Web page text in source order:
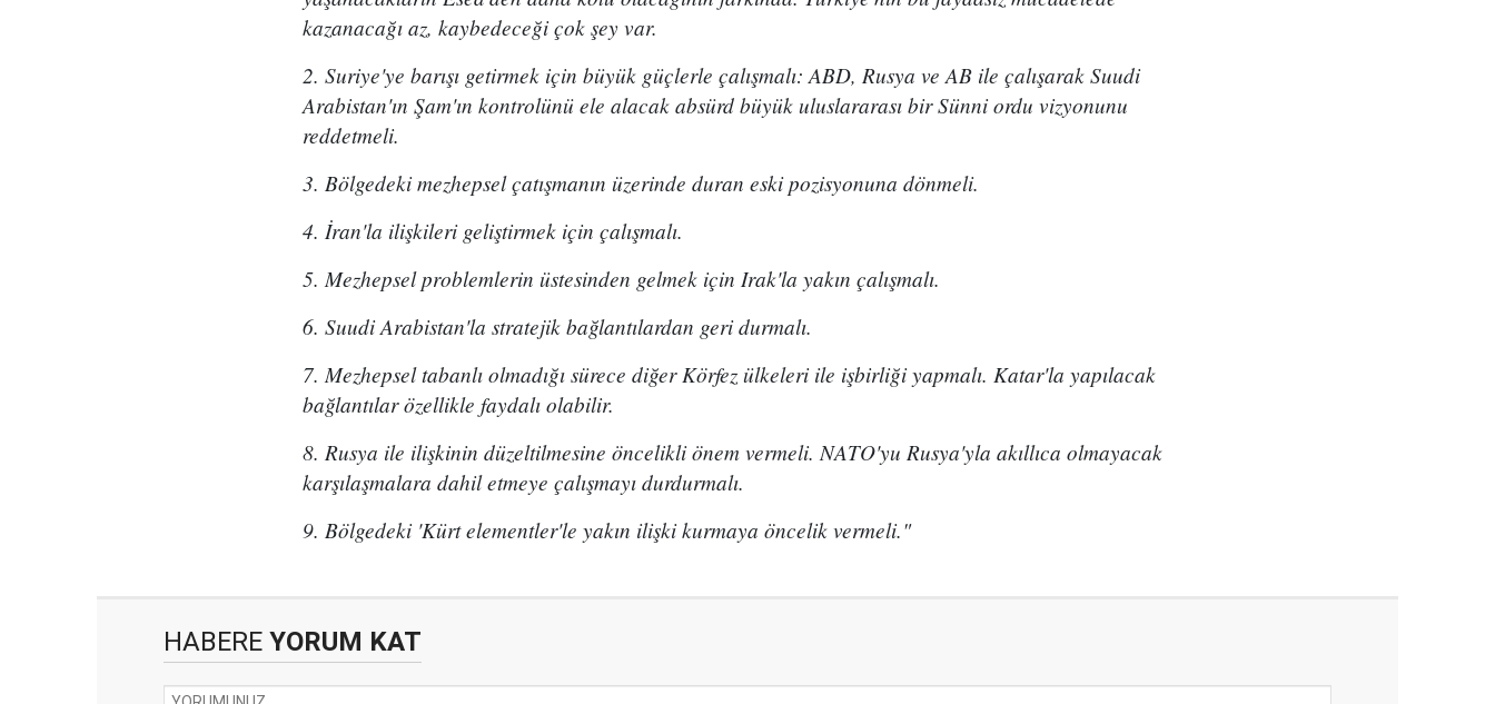
kazanacağı az, kaybedeceği çok şey var.
2. Suriye'ye barışı getirmek için büyük güçlerle çalışmalı: ABD, Rusya ve AB ile çalışarak Suudi
Arabistan'ın Şam'ın kontrolünü ele alacak absürd büyük uluslararası bir Sünni ordu vizyonunu
reddetmeli.
3. Bölgedeki mezhepsel çatışmanın üzerinde duran eski pozisyonuna dönmeli.
4. İran'la ilişkileri geliştirmek için çalışmalı.
5. Mezhepsel problemlerin üstesinden gelmek için Irak'la yakın çalışmalı.
6. Suudi Arabistan'la stratejik bağlantılardan geri durmalı.
7. Mezhepsel tabanlı olmadığı sürece diğer Körfez ülkeleri ile işbirliği yapmalı. Katar'la yapılacak
bağlantılar özellikle faydalı olabilir.
8. Rusya ile ilişkinin düzeltilmesine öncelikli önem vermeli. NATO'yu Rusya'yla akıllıca olmayacak
karşılaşmalara dahil etmeye çalışmayı durdurmalı.
9. Bölgedeki 'Kürt elementler'le yakın ilişki kurmaya öncelik vermeli."
HABERE YORUM KAT